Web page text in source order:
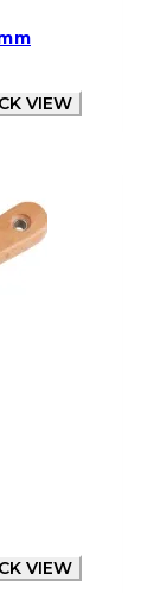
VIEW
VIEW